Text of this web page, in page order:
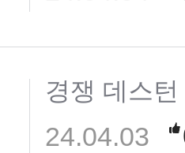
경쟁 데스
24.04.03